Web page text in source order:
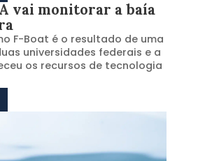
vai monitorar a baía
F-Boat é o resultado de uma
universidades federais e a
os recursos de tecnologia